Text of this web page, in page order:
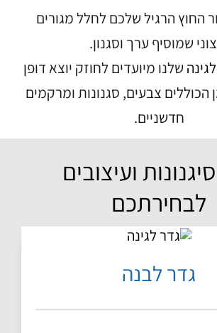
החוץ הרגיל שלכם לחלל מגורים
שמוסיף ערך וסגנון.
שלנו מיועדים לחוזק יוצא דופן
הכוללים צבעים, סגנונות ומרקמים
חדשניים.
101 סיגנונות ועיצובים
לבחירתכם
גדר לבנה